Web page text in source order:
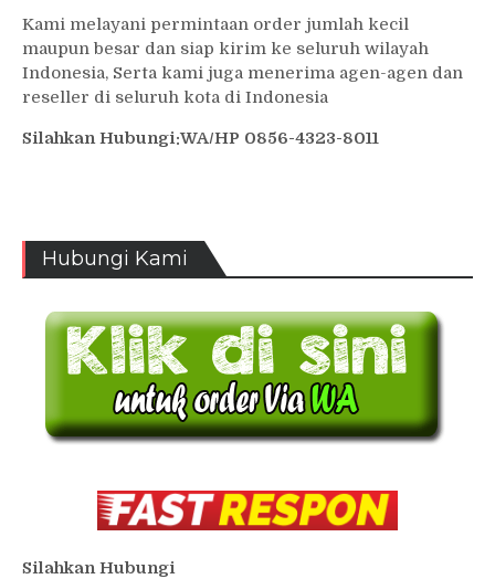
Kami melayani permintaan order jumlah kecil
maupun besar dan siap kirim ke seluruh wilayah
Indonesia, Serta kami juga menerima agen-agen dan
reseller di seluruh kota di Indonesia
Silahkan Hubungi:WA/HP 0856-4323-8011
Hubungi Kami
Silahkan Hubungi